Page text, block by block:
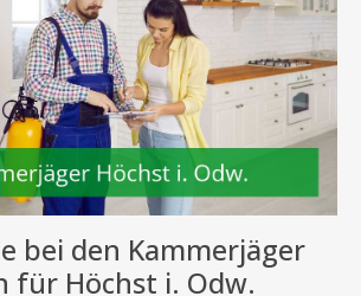
bei den Kammerjäger
für Höchst i. Odw.